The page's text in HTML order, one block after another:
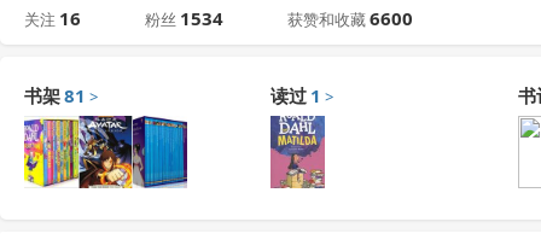
关注 16 粉丝 1534 获赞和收藏6600
书架81 > 读过 1 > 书